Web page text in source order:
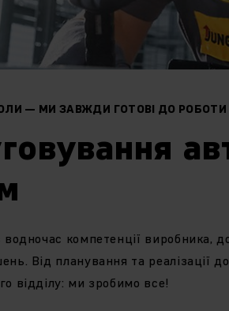
— МИ ЗАВЖДИ ГОТОВІ ДО РОБОТИ
компетенції виробника,
Від планування та реалізації
відділу: ми зробимо все!